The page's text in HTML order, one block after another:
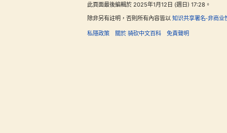
此頁面最後編輯於 2025年1月12日 (週日) 17:28。
除非另有註明，否則所有內容皆以知识共享署名-非商业
私隱政策 關於 骑砍中文百科 免責聲明